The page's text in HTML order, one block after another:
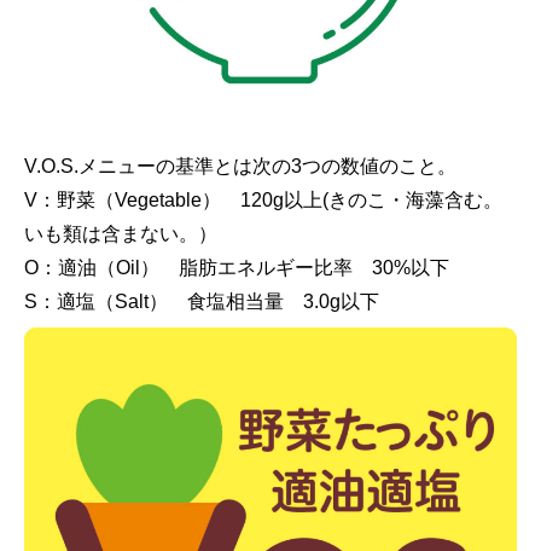
V.O.S.メニューの基準とは次の3つの数値のこと。
V：野菜（Vegetable） 120g以上(きのこ・海藻含む。
いも類は含まない。）
O：適油（Oil） 脂肪エネルギー比率 30%以下
S：適塩（Salt） 食塩相当量 3.0g以下